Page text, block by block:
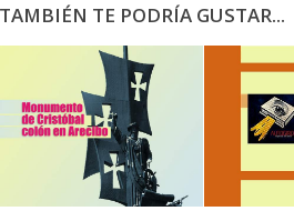
TAMBIÉN TE PODRÍA GUSTAR...